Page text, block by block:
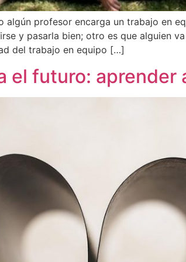
algún profesor encarga un trabajo en
y pasarla bien; otro es que alguien
del trabajo en equipo […]
el futuro: aprender